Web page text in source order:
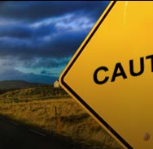
dagangan
Untuk Rakan
Niaga